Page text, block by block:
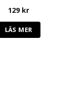
129 kr
LÄS MER